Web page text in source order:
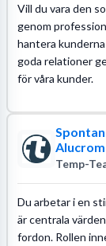
Vill du vara den
genom
hantera
goda relationer
för våra kunder.
Temp-
Du arbetar i en
är centrala
fordon. Rollen